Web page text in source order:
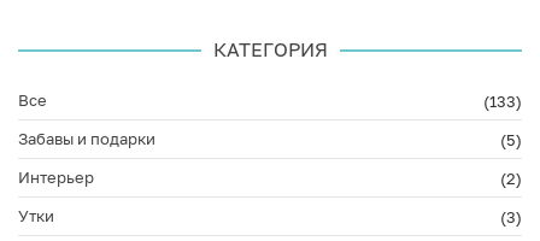
КАТЕГОРИЯ
Все
(133)
Забавы и подарки
(5)
Интерьер
(2)
Утки
(3)